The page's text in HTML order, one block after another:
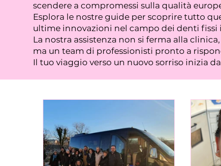
scendere a compromessi sulla qualità
Esplora le nostre guide per scoprire tutto
ultime innovazioni nel campo dei denti fissi
La nostra assistenza non si ferma alla
ma un team di professionisti pronto a
Il tuo viaggio verso un nuovo sorriso inizia